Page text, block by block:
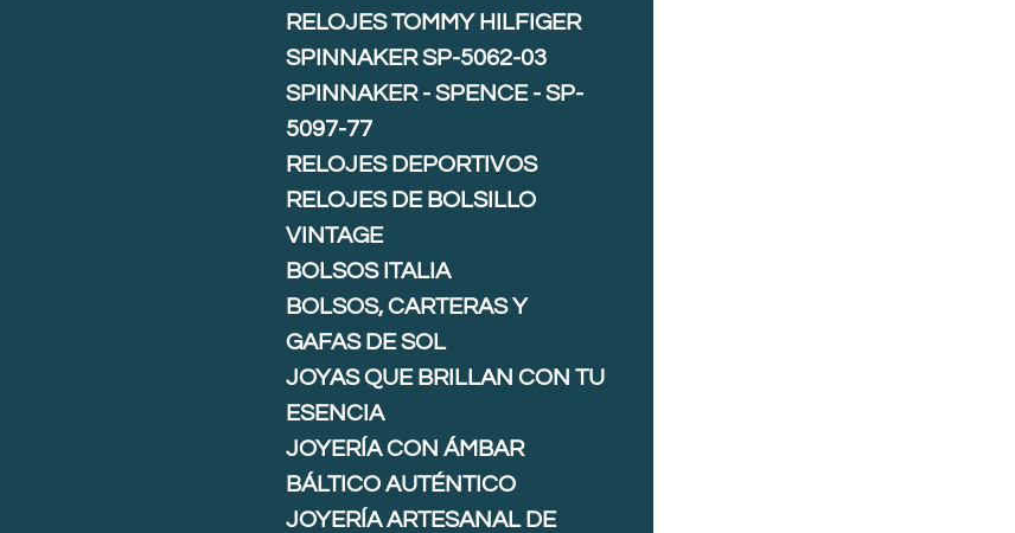
RELOJES TOMMY HILFIGER
SPINNAKER SP-5062-03
SPINNAKER - SPENCE - SP-
5097-77
RELOJES DEPORTIVOS
RELOJES DE BOLSILLO
VINTAGE
BOLSOS ITALIA
BOLSOS, CARTERAS Y
GAFAS DE SOL
JOYAS QUE BRILLAN CON TU
ESENCIA
JOYERÍA CON ÁMBAR
BÁLTICO AUTÉNTICO
JOYERÍA ARTESANAL DE